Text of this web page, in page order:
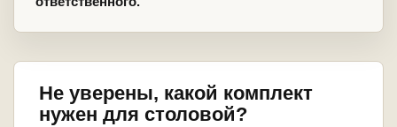
Не уверены, какой комплект
нужен для столовой?